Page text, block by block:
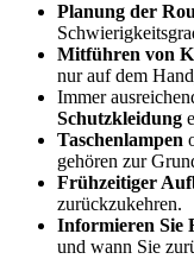
Planung der
Mitführen von
nur auf dem
Immer
Schutzkleidung
Taschenlampen
gehören zur
Frühzeitiger
zurückzukehren.
Informieren Sie
und wann Sie